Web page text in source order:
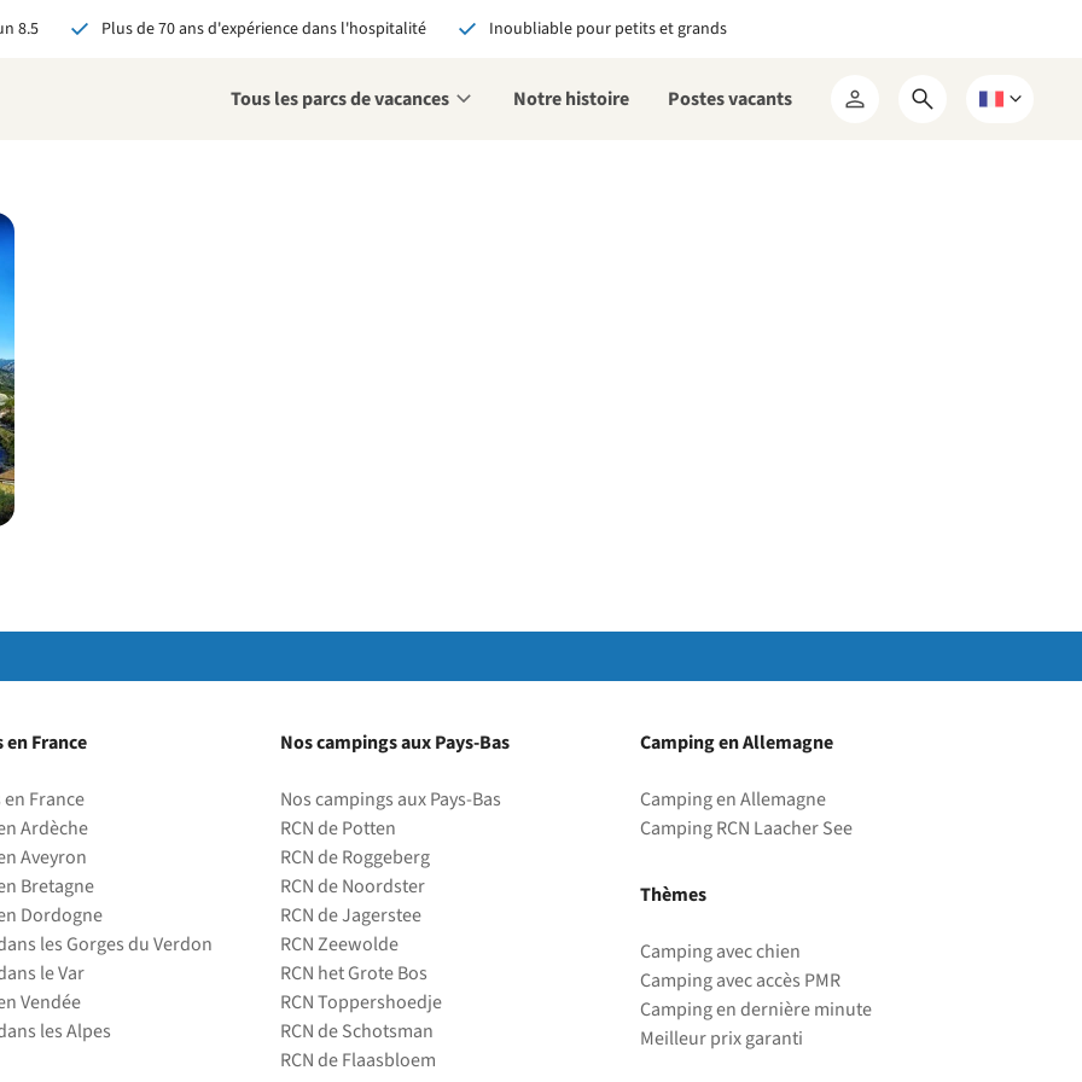
8.5 Plus de 70 ans d'expérience dans l'hospitalité Inoubliable pour petits et grands
Tous les parcs de vacances Notre histoire Postes vacants
Mon
Ouvrir
Choisissez
via RCN, vous
avantages exclusifs
contact personnalisé
tous les avantages
France
France
Ardèche
Aveyron
Bretagne
Dordogne
les Gorges du Verdon
le Var
Vendée
les Alpes
Nos campings aux Pays-Bas
Nos campings aux Pays-Bas
RCN de Potten
RCN de Roggeberg
RCN de Noordster
RCN de Jagerstee
RCN Zeewolde
RCN het Grote Bos
RCN Toppershoedje
RCN de Schotsman
RCN de Flaasbloem
Camping en Allemagne
Camping en Allemagne
Camping RCN Laacher See
Thèmes
Camping avec chien
Camping avec accès PMR
Camping en dernière minute
Meilleur prix garanti